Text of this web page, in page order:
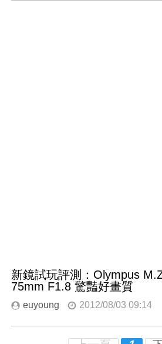
新鏡試玩評測：Olympus
75mm F1.8 驚豔好畫質
euyoung 2012/08/03 09:14